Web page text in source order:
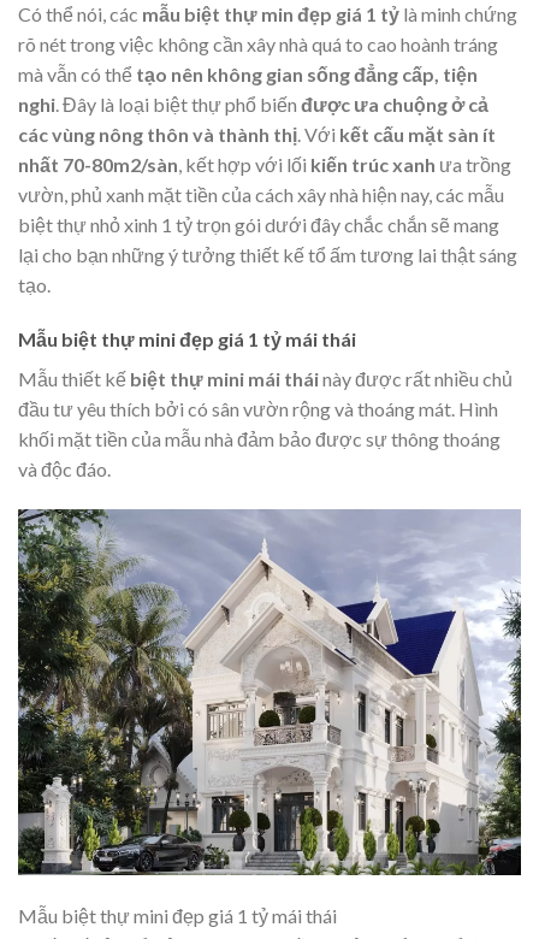
Có thể nói, các mẫu biệt thự min đẹp giá 1 tỷ là minh chứng
rõ nét trong việc không cần xây nhà quá to cao hoành tráng
mà vẫn có thể tạo nên không gian sống đẳng cấp, tiện
nghi . Đây là loại biệt thự phổ biến được ưa chuộng ở cả
các vùng nông thôn và thành thị . Với kết cấu mặt sàn ít
nhất 70-80m2/sàn , kết hợp với lối kiến trúc xanh ưa trồng
vườn, phủ xanh mặt tiền của cách xây nhà hiện nay, các mẫu
biệt thự nhỏ xinh 1 tỷ trọn gói dưới đây chắc chắn sẽ mang
lại cho bạn những ý tưởng thiết kế tổ ấm tương lai thật sáng
tạo.
Mẫu biệt thự mini đẹp giá 1 tỷ mái thái
Mẫu thiết kế biệt thự mini mái tháinày được rất nhiều chủ
đầu tư yêu thích bởi có sân vườn rộng và thoáng mát. Hình
khối mặt tiền của mẫu nhà đảm bảo được sự thông thoáng
và độc đáo.
Mẫu biệt thự mini đẹp giá 1 tỷ mái thái